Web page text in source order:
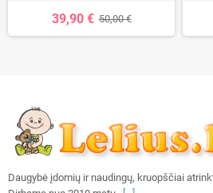
39,90 € 50,00 €
Daugybė įdomių ir naudingų, kruopščiai